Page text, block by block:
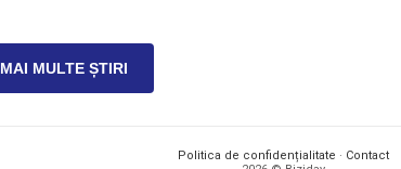
MAI MULTE ȘTIRI
Politica de confidențialitate · Contact